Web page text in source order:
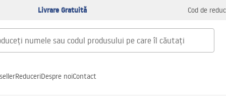
Livrare Gratuită Cod de
ReduceriDespre noiContact